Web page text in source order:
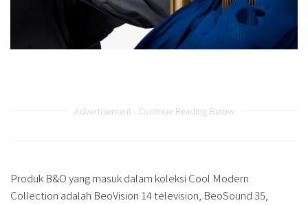
Advertisement - Continue Reading Below
Produk B&O yang masuk dalam koleksi Cool Modern
Collection adalah BeoVision 14 television, BeoSound 35,